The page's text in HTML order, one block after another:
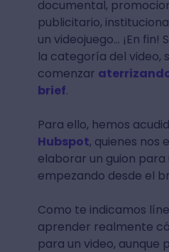
documental,
publicitario,
un videojuego… ¡En
la categoría del video,
comenzar
brief.
Para ello, hemos
Hubspot, quienes nos
elaborar un guion para
empezando desde el
Como te indicamos
aprender realmente
para un video, aunque